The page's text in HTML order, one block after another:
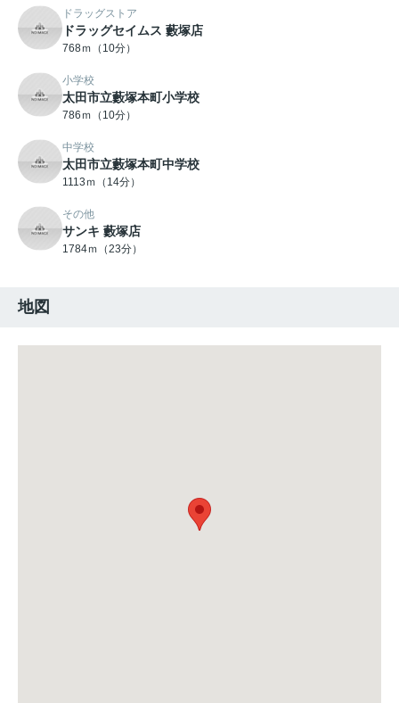
ドラッグストア
ドラッグセイムス 藪塚店
768ｍ（10分）
小学校
太田市立藪塚本町小学校
786ｍ（10分）
中学校
太田市立藪塚本町中学校
1113ｍ（14分）
その他
サンキ 藪塚店
1784ｍ（23分）
地図